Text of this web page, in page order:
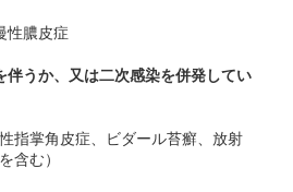
性膿皮症
伴うか、又は二次感染を併発してい
指掌角皮症、ビダール苔癬、放射
含む）